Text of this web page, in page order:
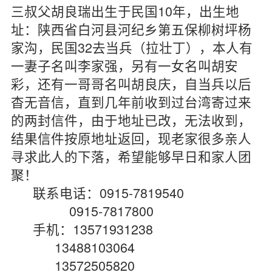
三叔父胡良瑞出生于民国10年，出生地
址：陕西省白河县河纪乡第五保柳树坪杨
家沟，民国32去当兵（拉壮丁），本人有
一妻子名叫李家强，另有一女名叫胡安
彩，还有一哥哥名叫胡良庆，自当兵以后
杳无音信，直到几年前收到过台湾寄过来
的两封信件，由于地址已改，无法收到，
结果信件按原地址返回，现老家很多亲人
寻求此人的下落，希望能够早日和家人团
聚！
联系电话：0915-7819540
0915-7817800
手机：13571931238
13488103064
13572505820